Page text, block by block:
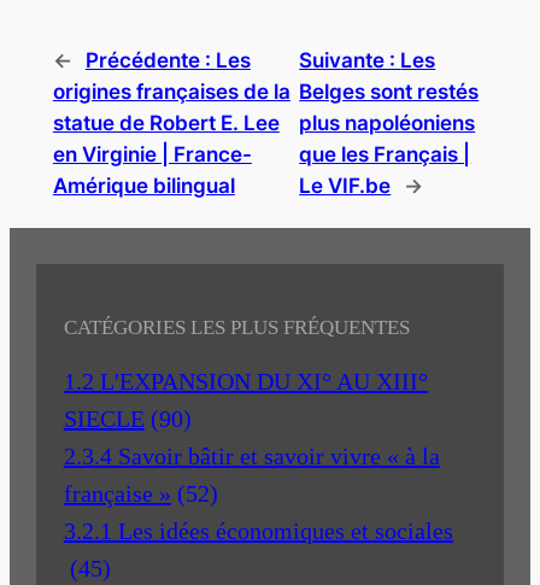
← Précédente : Les
origines françaises de la
statue de Robert E. Lee
en Virginie | France-
Amérique bilingual
Suivante : Les
Belges sont restés
plus napoléoniens
que les Français |
Le VIF.be
→
CATÉGORIES LES PLUS FRÉQUENTES
1.2 L'EXPANSION DU XI° AU XIII°
SIECLE (90)
2.3.4 Savoir bâtir et savoir vivre « à la
française » (52)
3.2.1 Les idées économiques et sociales
(45)